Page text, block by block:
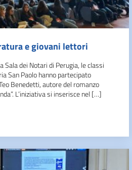
e giovani lettori
dei Notari di Perugia, le classi
San Paolo hanno partecipato
Benedetti, autore del romanzo
L’iniziativa si inserisce nel […]